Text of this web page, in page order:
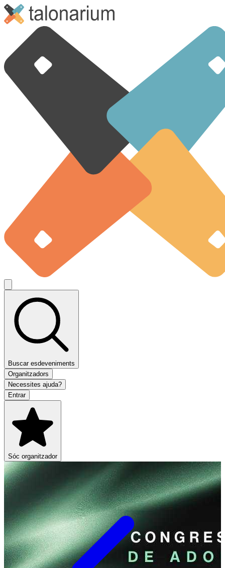
Buscar esdeveniments
Organitzadors
Necessites ajuda?
Entrar
Sóc organitzador